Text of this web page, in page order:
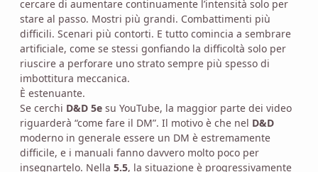
cercare di aumentare continuamente l’intensità solo per
stare al passo. Mostri più grandi. Combattimenti più
difficili. Scenari più contorti. E tutto comincia a sembrare
artificiale, come se stessi gonfiando la difficoltà solo per
riuscire a perforare uno strato sempre più spesso di
imbottitura meccanica.
È estenuante.
Se cerchi D&D 5e su YouTube, la maggior parte dei video
riguarderà “come fare il DM”. Il motivo è che nel D&D
moderno in generale essere un DM è estremamente
difficile, e i manuali fanno davvero molto poco per
insegnartelo. Nella 5.5, la situazione è progressivamente